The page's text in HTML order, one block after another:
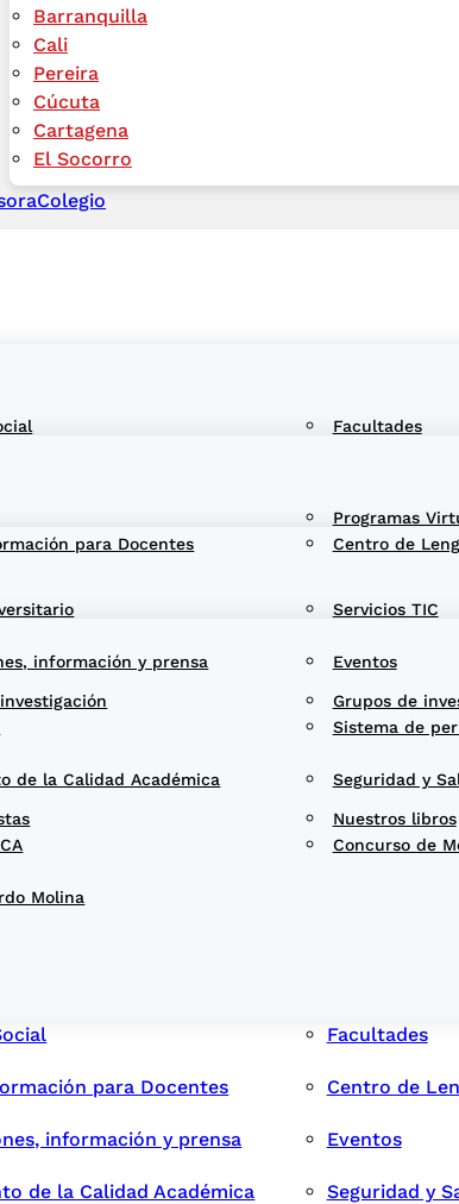
Barranquilla
Cali
Pereira
Cúcuta
Cartagena
El Socorro
Colegio
Facultades
para Docentes Centro de
información y prensa Eventos
de la Calidad Académica Seguridad y
Molina
Programas
Servicios TIC
Sistema de
Concurso de
Grupos de
Nuestros libros
Facultades
para Docentes Centro de
información y prensa Eventos
de la Calidad Académica Seguridad y